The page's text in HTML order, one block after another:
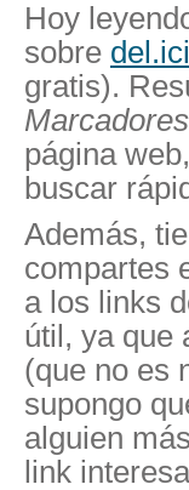
Hoy
sobre
gratis).
Marcadores
página
buscar
Además,
compartes
a los links
útil, ya que
(que no es
supongo
alguien
link